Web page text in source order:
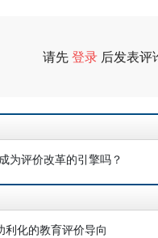
请先登录 后发表评
为评价改革的引擎吗？
利化的教育评价导向